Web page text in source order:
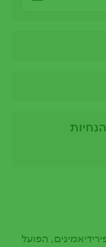
הפועל